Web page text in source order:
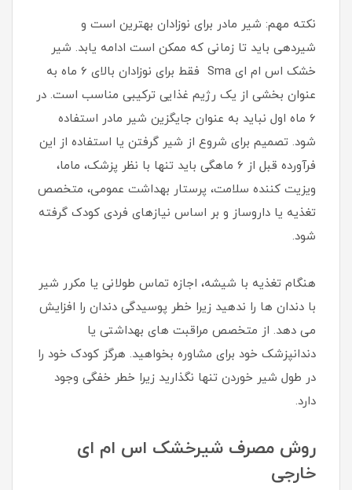
نکته مهم: شیر مادر برای نوزادان بهترین است و
شیردهی باید تا زمانی که ممکن است ادامه یابد. شیر
خشک اس ام ای Sma فقط برای نوزادان بالای 6 ماه به
عنوان بخشی از یک رژیم غذایی ترکیبی مناسب است. در
6 ماه اول نباید به عنوان جایگزین شیر مادر استفاده
شود. تصمیم برای شروع از شیر گرفتن یا استفاده از این
فرآورده قبل از 6 ماهگی باید تنها با نظر پزشک، ماما،
ویزیت کننده سلامت، پرستار بهداشت عمومی، متخصص
تغذیه یا داروساز و بر اساس نیازهای فردی کودک گرفته
شود.
هنگام تغذیه با شیشه، اجازه تماس طولانی یا مکرر شیر
با دندان ها را ندهید زیرا خطر پوسیدگی دندان را افزایش
می دهد. از متخصص مراقبت های بهداشتی یا
دندانپزشک خود برای مشاوره بخواهید. هرگز کودک خود را
در طول شیر خوردن تنها نگذارید زیرا خطر خفگی وجود
دارد.
روش مصرف شیرخشک اس ام ای
خارجی